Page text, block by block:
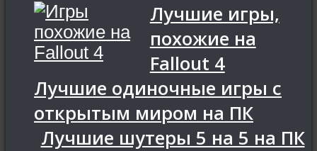
Лучшие игры,
похожие на
Fallout 4
Лучшие одиночные игры с
открытым миром на ПК
Лучшие шутеры 5 на 5 на ПК